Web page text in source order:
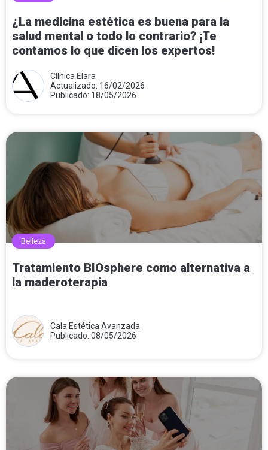
¿La medicina estética es buena para la
salud mental o todo lo contrario? ¡Te
contamos lo que dicen los expertos!
Clínica Elara
Actualizado: 16/02/2026
Publicado: 18/05/2026
Belleza
Tratamiento BIOsphere como alternativa a
la maderoterapia
Cala Estética Avanzada
Publicado: 08/05/2026